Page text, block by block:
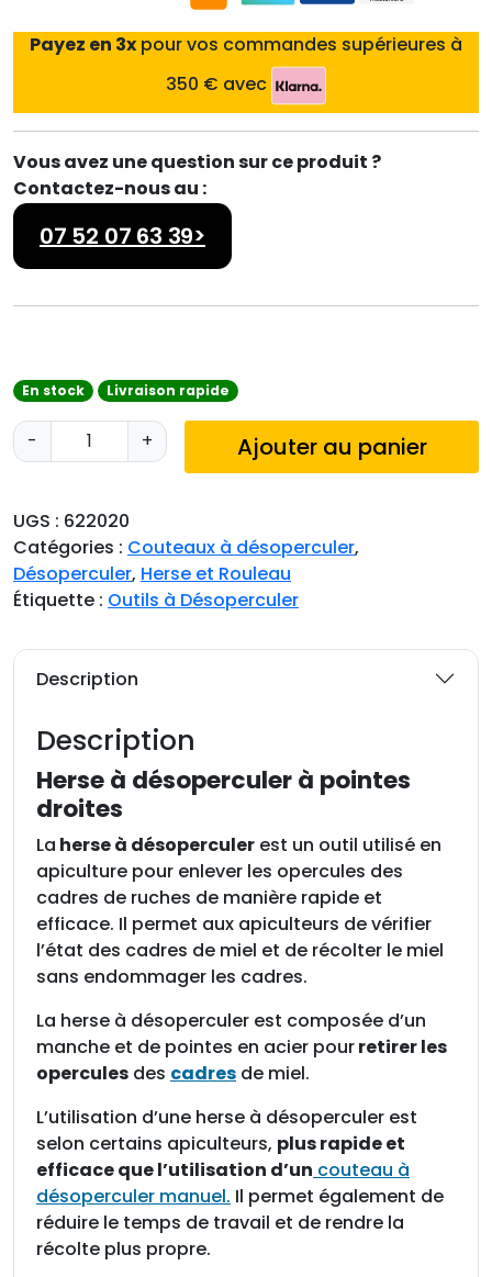
Payez en 3x pour vos commandes supérieures à
350 € avec
Vous avez une question sur ce produit ?
Contactez-nous au :
07 52 07 63 39>
En stock Livraison rapide
-
q
u
n
t
i
t
+ Ajouter au panier
UGS : 622020
Catégories : Couteaux à désoperculer,
Désoperculer, Herse et Rouleau
Étiquette : Outils à Désoperculer
Description
Description
Herse à désoperculer à pointes
droites
La herse à désoperculer est un outil utilisé en
apiculture pour enlever les opercules des
cadres de ruches de manière rapide et
efficace. Il permet aux apiculteurs de vérifier
l’état des cadres de miel et de récolter le miel
sans endommager les cadres.
La herse à désoperculer est composée d’un
manche et de pointes en acier pourretirer les
opercules des cadres de miel.
L’utilisation d’une herse à désoperculer est
selon certains apiculteurs, plus rapide et
efficace que l’utilisation d’un couteau à
désoperculer manuel. Il permet également de
réduire le temps de travail et de rendre la
récolte plus propre.